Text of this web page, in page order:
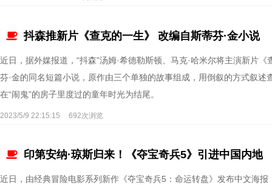
抖森推新片《查克的一生》 改编自斯蒂芬·金小说
近日，据外媒报道，“抖森”汤姆·希德勒斯顿、马克·哈米尔将主演新片
芬·金的同名短篇小说，原作由三个单独的故事组成，用倒叙的方式叙
在“闹鬼”的房子里度过的童年时光为结尾。
2023/5/9 22:15:15 692次浏览
印第安纳·琼斯归来！《夺宝奇兵5》引进中国内地
近日，由经典冒险电影系列新作《夺宝奇兵5：命运转盘》发布中文海